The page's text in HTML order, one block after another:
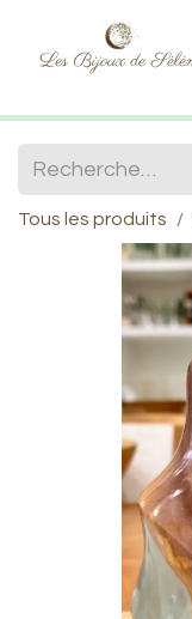
Tous les produits